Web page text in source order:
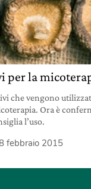
per la
che vengono
Ora è
l’uso.
febbraio 2015